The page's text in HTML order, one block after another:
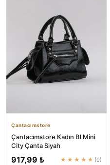
Çantacımstore
Çantacımstore Kadın Bl Mini
City Çanta Siyah
917,99 ₺ ★★★★★ (0)